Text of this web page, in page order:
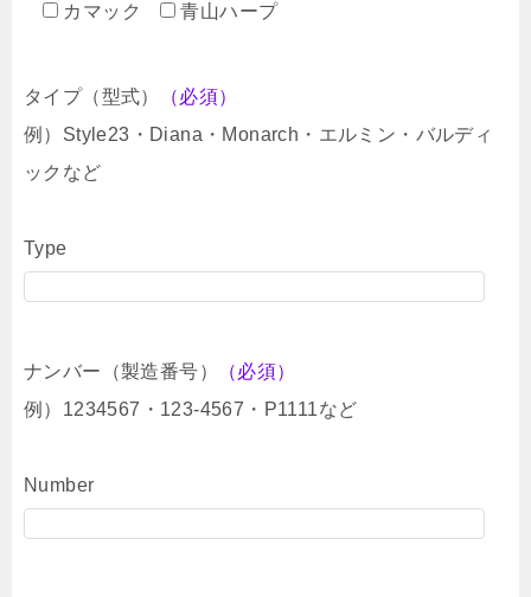
カマック
青山ハープ
タイプ（型式）
（必須）
例）Style23・Diana・Monarch・エルミン・バルディ
ックなど
Type
ナンバー（製造番号）
（必須）
例）1234567・123-4567・P1111など
Number